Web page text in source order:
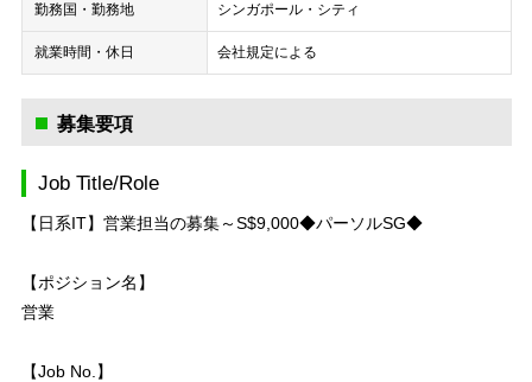
勤務国・勤務地 シンガポール・シティ
就業時間・休日 会社規定による
募集要項
Job Title/Role
【日系IT】営業担当の募集～S$9,000◆パーソルSG◆
【ポジション名】
営業
【Job No.】